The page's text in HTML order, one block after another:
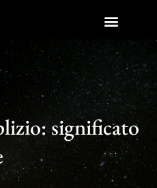
significato